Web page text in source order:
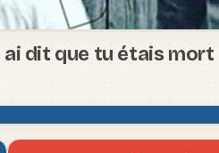
ai dit que tu étais mort